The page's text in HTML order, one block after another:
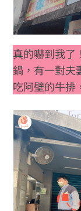
真的嚇到我了
鍋，有一對夫
吃阿壁的牛排